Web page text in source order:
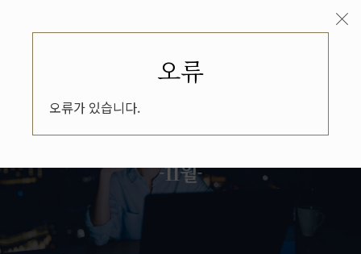
온라인 입학설명회
-11월-
오류
오류가 있습니다.